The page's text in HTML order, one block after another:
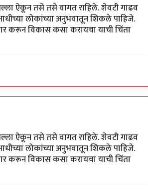
ऐकून तसे तसे वागत राहिले. शेवटी गाढव
लोकांच्या अनुभवातून शिकले पाहिजे.
करून विकास कसा करायचा याची चिंता
ऐकून तसे तसे वागत राहिले. शेवटी गाढव
लोकांच्या अनुभवातून शिकले पाहिजे.
करून विकास कसा करायचा याची चिंता